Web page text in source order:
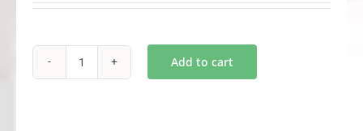
Add to cart